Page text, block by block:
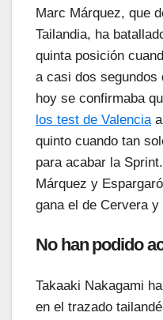
Marc Márquez, que
Tailandia, ha
quinta posición
a casi dos segundos
hoy se confirmaba
los test de Valencia
quinto cuando tan
para acabar la
Márquez y
gana el de Cervera
No han podido
Takaaki Nakagami
en el trazado